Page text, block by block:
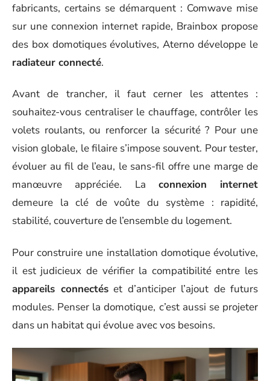
fabricants, certains se démarquent : Comwave mise
sur une connexion internet rapide, Brainbox propose
des box domotiques évolutives, Aterno développe le
radiateur connecté.
Avant de trancher, il faut cerner les attentes :
souhaitez-vous centraliser le chauffage, contrôler les
volets roulants, ou renforcer la sécurité ? Pour une
vision globale, le filaire s’impose souvent. Pour tester,
évoluer au fil de l’eau, le sans-fil offre une marge de
manœuvre appréciée. La connexion internet
demeure la clé de voûte du système : rapidité,
stabilité, couverture de l’ensemble du logement.
Pour construire une installation domotique évolutive,
il est judicieux de vérifier la compatibilité entre les
appareils connectéset d’anticiper l’ajout de futurs
modules. Penser la domotique, c’est aussi se projeter
dans un habitat qui évolue avec vos besoins.